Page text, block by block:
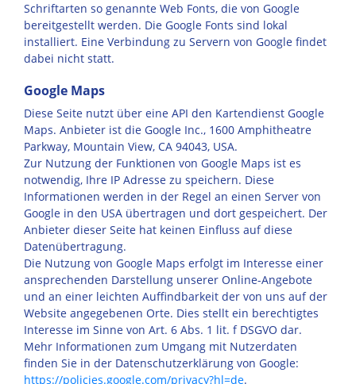
Schriftarten so genannte Web Fonts, die von Google
bereitgestellt werden. Die Google Fonts sind lokal
installiert. Eine Verbindung zu Servern von Google findet
dabei nicht statt.
Google Maps
Diese Seite nutzt über eine API den Kartendienst Google
Maps. Anbieter ist die Google Inc., 1600 Amphitheatre
Parkway, Mountain View, CA 94043, USA.
Zur Nutzung der Funktionen von Google Maps ist es
notwendig, Ihre IP Adresse zu speichern. Diese
Informationen werden in der Regel an einen Server von
Google in den USA übertragen und dort gespeichert. Der
Anbieter dieser Seite hat keinen Einfluss auf diese
Datenübertragung.
Die Nutzung von Google Maps erfolgt im Interesse einer
ansprechenden Darstellung unserer Online-Angebote
und an einer leichten Auffindbarkeit der von uns auf der
Website angegebenen Orte. Dies stellt ein berechtigtes
Interesse im Sinne von Art. 6 Abs. 1 lit. f DSGVO dar.
Mehr Informationen zum Umgang mit Nutzerdaten
finden Sie in der Datenschutzerklärung von Google:
https://policies.google.com/privacy?hl=de.